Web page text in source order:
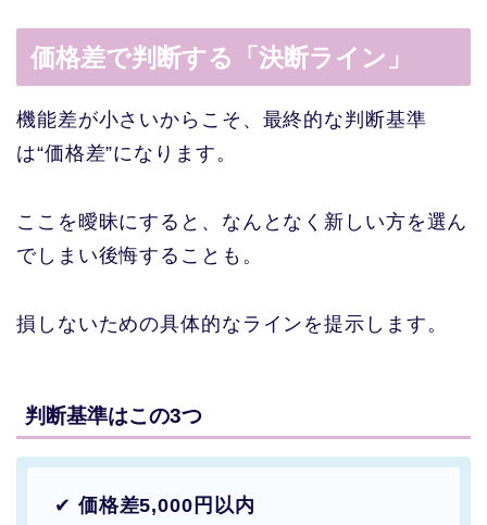
価格差で判断する「決断ライン」
機能差が小さいからこそ、最終的な判断基準
は“価格差”になります。
ここを曖昧にすると、なんとなく新しい方を選ん
でしまい後悔することも。
損しないための具体的なラインを提示します。
判断基準はこの3つ
✔ 価格差5,000円以内